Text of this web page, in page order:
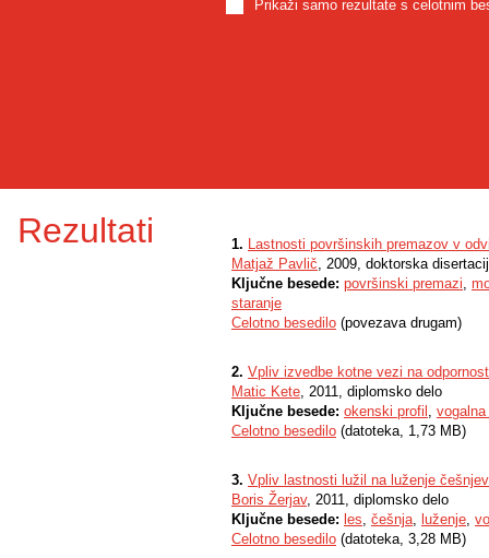
Prikaži samo rezultate s celotnim
Rezultati 1. Lastnosti površinskih premazov v
Matjaž Pavlič, 2009, doktorska
Ključne besede: površinski premazi,
staranje
Celotno besedilo (povezava drugam)
2. Vpliv izvedbe kotne vezi na
Matic Kete, 2011, diplomsko delo
Ključne besede: okenski profil ,
Celotno besedilo (datoteka, 1,73 MB)
3. Vpliv lastnosti lužil na luženje
Boris Žerjav, 2011, diplomsko delo
Ključne besede: les, češnja, luženje,
Celotno besedilo (datoteka, 3,28 MB)